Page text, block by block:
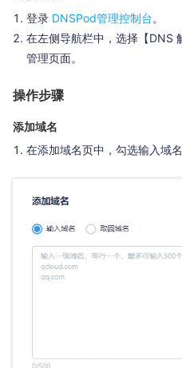
登录 DNSPod管理控制台。
在左侧导航栏中，选择【DNS
管理页面。
操作步骤
添加域名
在添加域名页中，勾选输入域